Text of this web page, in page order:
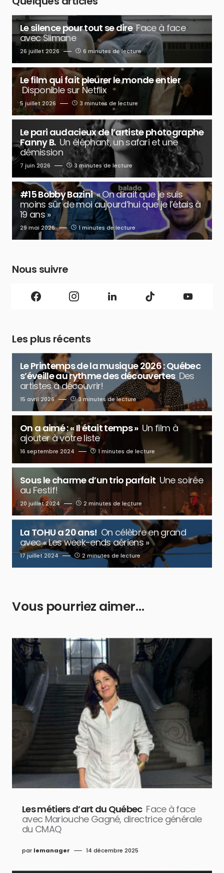
Le silence pour tout se dire Face à face
avec Slimane
26 juillet 2026 6 minutes de lecture
Le film qui fait pleurer le monde entier
Disponible sur Netflix
5 juillet 2026 3 minutes de lecture
Le pari audacieux de l’artiste photographe
Fanny B. Un éléphant, un safari et une
démission
7 juin 2026 3 minutes de lecture
#15 Bobby Bazini « On dirait que je suis
moins sûr de moi aujourd’hui que je l’étais à
19 ans »
29 mai 2026 1 minutes de lecture
Nous suivre
Les plus récents
Le Printemps de la musique 2026 : Québec
s’éveille au rythme des découvertes Des
artistes à découvrir!
15 avril 2026 3 minutes de lecture
On a aimé : « Il était temps » Un film à
ajouter à votre liste
16 septembre 2024 1 minutes de lecture
Sous le charme d’un trio parfait Une soirée
au Festif!
20 juillet 2024 2 minutes de lecture
La TOHU a 20 ans! On célèbre en grand
avec « Les week-ends aériens »
17 juillet 2024 2 minutes de lecture
Vous pourriez aimer…
Les métiers d’art du Québec Face à face
avec Mariouche Gagné, directrice générale
du CMAQ
par lemanager 14 décembre 2025